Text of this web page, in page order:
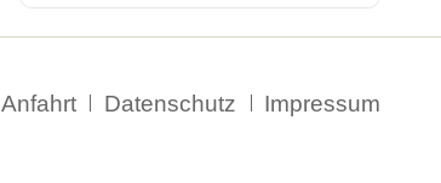
Anfahrt Datenschutz Impressum